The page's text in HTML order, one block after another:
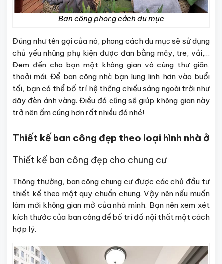
Ban công phong cách du mục
Đúng như tên gọi của nó, phong cách du mục sẽ sử dụng
chủ yếu những phụ kiện được đan bằng mây, tre, vải,…
Đem đến cho bạn một không gian vô cùng thư giãn,
thoải mái. Để ban công nhà bạn lung linh hơn vào buổi
tối, bạn có thể bố trí hệ thống chiếu sáng ngoài trời như
dây đèn ánh vàng. Điều đó cũng sẽ giúp không gian này
trở nên ấm cúng hơn rất nhiều đó nhé!
Thiết kế ban công đẹp theo loại hình nhà ở
Thiết kế ban công đẹp cho chung cư
Thông thường, ban công chung cư được các chủ đầu tư
thiết kế theo một quy chuẩn chung. Vậy nên nếu muốn
làm mới không gian mở của nhà mình. Bạn nên xem xét
kích thước của ban công để bố trí đồ nội thất một cách
hợp lý.